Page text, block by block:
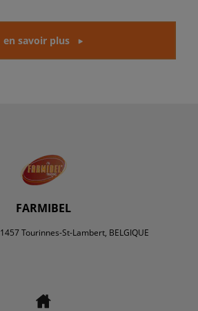
en savoir plus
FARMIBEL
Tourinnes-St-Lambert, BELGIQUE